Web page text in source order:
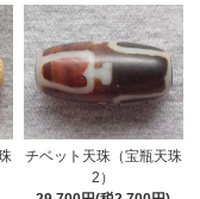
チベット天珠（宝瓶天珠
2）